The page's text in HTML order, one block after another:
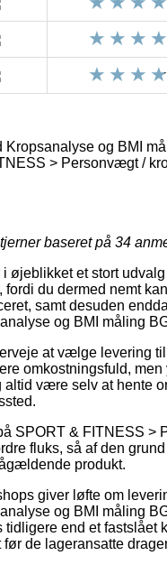
Kropsanalyse og BMI
> Personvægt /
baseret på 34
øjeblikket et stort
fordi du dermed nemt
samt desuden
og BMI måling
at vælge levering
omkostningsfuld,
altid være selv at hente
SPORT & FITNESS
fluks, så af den
produkt.
giver løfte om
og BMI måling
tidligere end et
de lageransatte